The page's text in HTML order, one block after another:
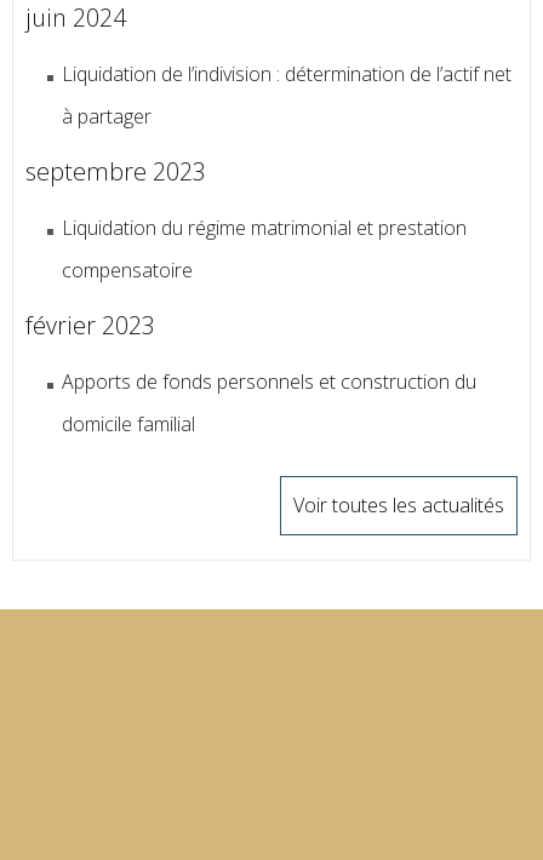
juin 2024
Liquidation de l’indivision : détermination de l’actif net
à partager
septembre 2023
Liquidation du régime matrimonial et prestation
compensatoire
février 2023
Apports de fonds personnels et construction du
domicile familial
Voir toutes les actualités